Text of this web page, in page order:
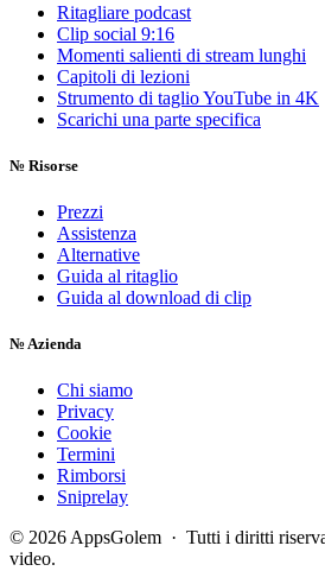
Ritagliare podcast
Clip social 9:16
Momenti salienti di stream lunghi
Capitoli di lezioni
Strumento di taglio YouTube in 4K
Scarichi una parte specifica
№ Risorse
Prezzi
Assistenza
Alternative
Guida al ritaglio
Guida al download di clip
№ Azienda
Chi siamo
Privacy
Cookie
Termini
Rimborsi
Sniprelay
© 2026 AppsGolem · Tutti i diritti
video.